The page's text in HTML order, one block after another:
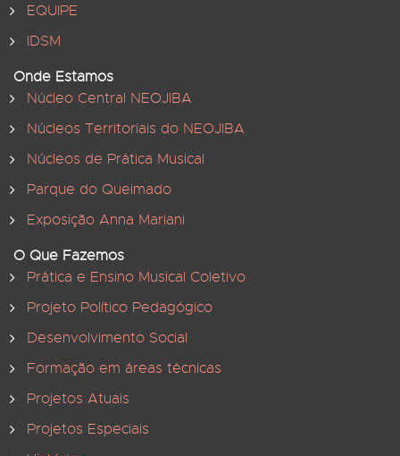
EQUIPE
IDSM
Onde Estamos
Núcleo Central NEOJIBA
Núcleos Territoriais do NEOJIBA
Núcleos de Prática Musical
Parque do Queimado
Exposição Anna Mariani
O Que Fazemos
Prática e Ensino Musical Coletivo
Projeto Político Pedagógico
Desenvolvimento Social
Formação em áreas técnicas
Projetos Atuais
Projetos Especiais